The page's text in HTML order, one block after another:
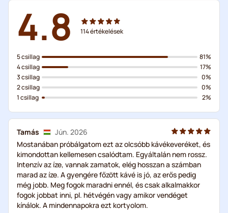
4.8 114értékelések
5 csillag
4 csillag
3 csillag
2 csillag
1 csillag
81%
17%
0%
0%
2%
Tamás
Jún. 2026
Mostanában próbálgatom ezt az olcsóbb kávékeveréket, és
kimondottan kellemesen csalódtam. Egyáltalán nem rossz.
Intenzív az íze, vannak zamatok, elég hosszan a számban
marad az íze. A gyengére főzött kávé is jó, az erős pedig
még jobb. Meg fogok maradni ennél, és csak alkalmakkor
fogok jobbat inni, pl. hétvégén vagy amikor vendéget
kínálok. A mindennapokra ezt kortyolom.